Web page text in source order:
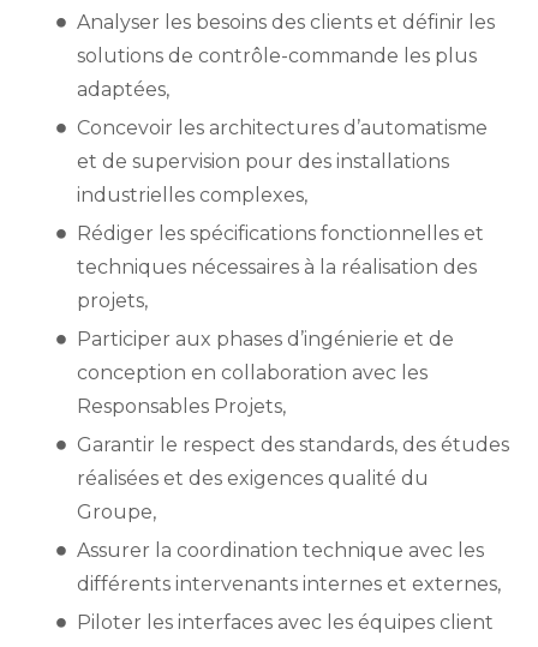
Analyser les besoins des clients et définir les
solutions de contrôle-commande les plus
adaptées,
Concevoir les architectures d’automatisme
et de supervision pour des installations
industrielles complexes,
Rédiger les spécifications fonctionnelles et
techniques nécessaires à la réalisation des
projets,
Participer aux phases d’ingénierie et de
conception en collaboration avec les
Responsables Projets,
Garantir le respect des standards, des études
réalisées et des exigences qualité du
Groupe,
Assurer la coordination technique avec les
différents intervenants internes et externes,
Piloter les interfaces avec les équipes client